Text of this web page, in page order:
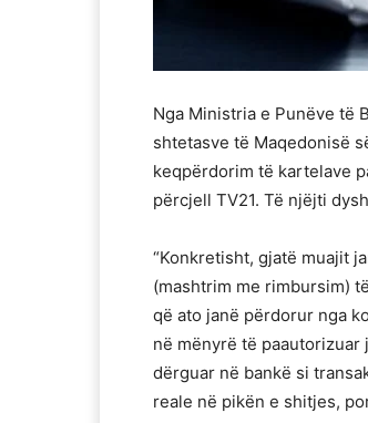
Nga Ministria e Punëve të
shtetasve të Maqedonisë
keqpërdorim të kartelave
përcjell TV21. Të njëjti
“Konkretisht, gjatë muajit
(mashtrim me rimbursim)
që ato janë përdorur nga
në mënyrë të
dërguar në bankë si
reale në pikën e shitjes,